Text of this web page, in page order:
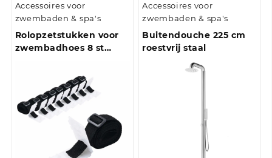
Accessoires voor
zwembaden & spa's
Rolopzetstukken voor
zwembadhoes 8 st
Accessoires voor
zwembaden & spa's
Buitendouche 225 cm
roestvrij staal